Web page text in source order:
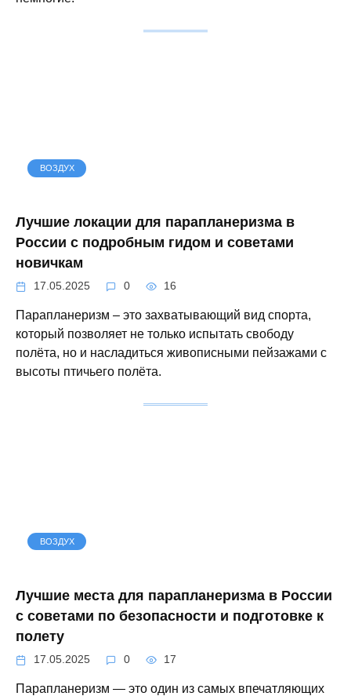
ВОЗДУХ
Лучшие локации для парапланеризма в
России с подробным гидом и советами
новичкам
17.05.2025 0 16
Парапланеризм – это захватывающий вид спорта,
который позволяет не только испытать свободу
полёта, но и насладиться живописными пейзажами с
высоты птичьего полёта.
ВОЗДУХ
Лучшие места для парапланеризма в России
с советами по безопасности и подготовке к
полету
17.05.2025 0 17
Парапланеризм — это один из самых впечатляющих